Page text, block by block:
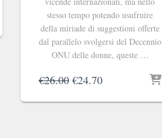
stesso tempo potendo usufruire
della miriade di suggestioni offerte
dal parallelo svolgersi del Decennio
ONU delle donne, queste …
€26.00 Il
originale
€24.70Il
attuale